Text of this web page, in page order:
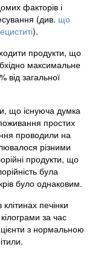
факторів і
(див. що
).
продукти, що
максимальне
від загальної
що існуюча думка
простих
проводили на
різними
продукти, що
була
було однаковим.
печінки
за час
з нормальною